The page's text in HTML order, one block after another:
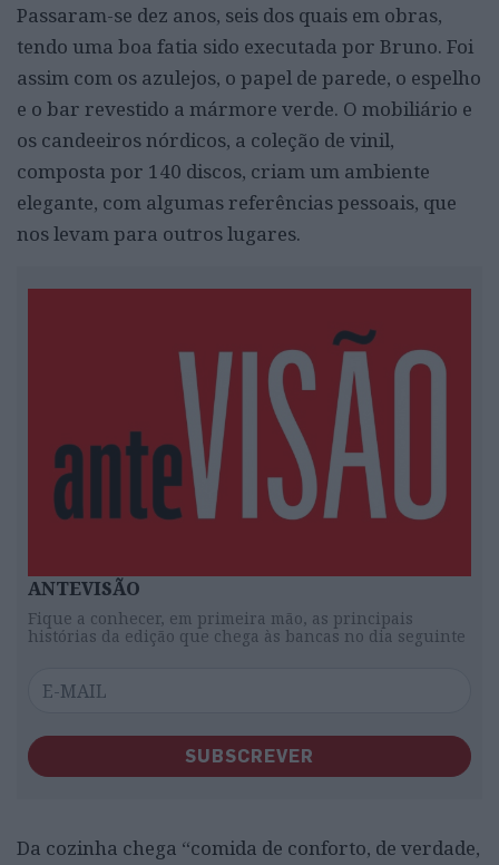
Passaram-se dez anos, seis dos quais em obras,
tendo uma boa fatia sido executada por Bruno. Foi
assim com os azulejos, o papel de parede, o espelho
e o bar revestido a mármore verde. O mobiliário e
os candeeiros nórdicos, a coleção de vinil,
composta por 140 discos, criam um ambiente
elegante, com algumas referências pessoais, que
nos levam para outros lugares.
ANTEVISÃO
Fique a conhecer, em primeira mão, as principais
histórias da edição que chega às bancas no dia seguinte
SUBSCREVER
Da cozinha chega “comida de conforto, de verdade,